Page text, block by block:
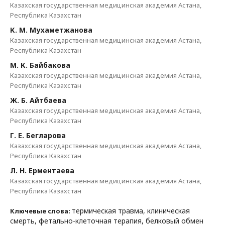
Казахская государственная медицинская академия Астана,
Республика Казахстан
К. М. Мухаметжанова
Казахская государственная медицинская академия Астана,
Республика Казахстан
М. К. Байбакова
Казахская государственная медицинская академия Астана,
Республика Казахстан
Ж. Б. Айтбаева
Казахская государственная медицинская академия Астана,
Республика Казахстан
Г. Е. Бегларова
Казахская государственная медицинская академия Астана,
Республика Казахстан
Л. Н. Ерментаева
Казахская государственная медицинская академия Астана,
Республика Казахстан
Ключевые слова: термическая травма, клиническая
смерть, фетально-клеточная терапия, белковый обмен